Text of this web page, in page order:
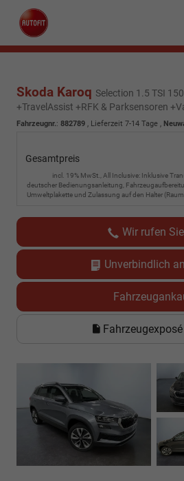
Skoda Karoq Selection 1.5 TSI
+TravelAssist +RFK & Parksensoren
Fahrzeugnr.: 882789 , Lieferzeit 7-14 Tage ,
Gesamtpreis
incl. 19% MwSt., All Inclusive: Inklusive
deutscher Bedienungsanleitung,
Umweltplakette und Zulassung auf den Halter
Wir rufen
Unverbindlich